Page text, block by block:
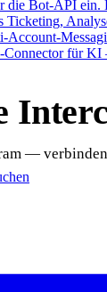
die Bot-API
Ticketing,
für
—